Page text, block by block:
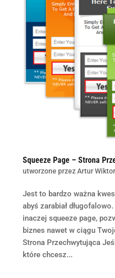
Squeeze Page – Strona
utworzone przezArtur Wiktor
Jest to bardzo ważna
abyś zarabiał
inaczej squeeze page,
biznes nawet w ciągu
Strona Przechwytująca
które chcesz...